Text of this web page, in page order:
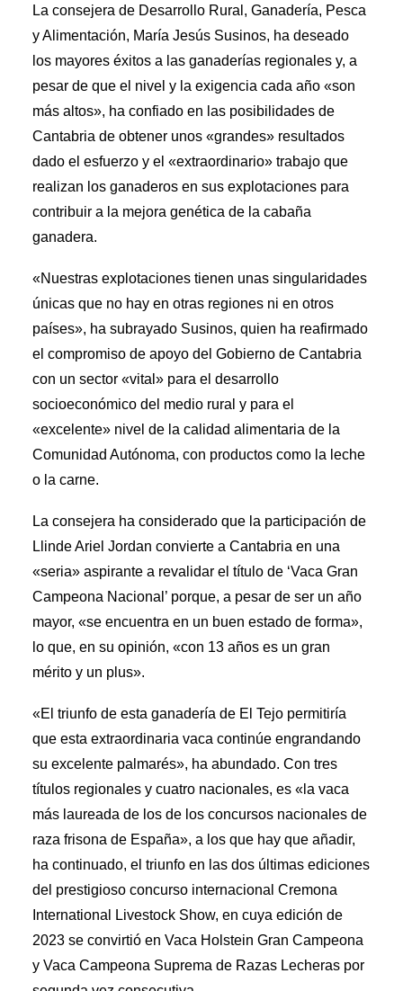
La consejera de Desarrollo Rural, Ganadería, Pesca
y Alimentación, María Jesús Susinos, ha deseado
los mayores éxitos a las ganaderías regionales y, a
pesar de que el nivel y la exigencia cada año «son
más altos», ha confiado en las posibilidades de
Cantabria de obtener unos «grandes» resultados
dado el esfuerzo y el «extraordinario» trabajo que
realizan los ganaderos en sus explotaciones para
contribuir a la mejora genética de la cabaña
ganadera.
«Nuestras explotaciones tienen unas singularidades
únicas que no hay en otras regiones ni en otros
países», ha subrayado Susinos, quien ha reafirmado
el compromiso de apoyo del Gobierno de Cantabria
con un sector «vital» para el desarrollo
socioeconómico del medio rural y para el
«excelente» nivel de la calidad alimentaria de la
Comunidad Autónoma, con productos como la leche
o la carne.
La consejera ha considerado que la participación de
Llinde Ariel Jordan convierte a Cantabria en una
«seria» aspirante a revalidar el título de ‘Vaca Gran
Campeona Nacional’ porque, a pesar de ser un año
mayor, «se encuentra en un buen estado de forma»,
lo que, en su opinión, «con 13 años es un gran
mérito y un plus».
«El triunfo de esta ganadería de El Tejo permitiría
que esta extraordinaria vaca continúe engrandando
su excelente palmarés», ha abundado. Con tres
títulos regionales y cuatro nacionales, es «la vaca
más laureada de los de los concursos nacionales de
raza frisona de España», a los que hay que añadir,
ha continuado, el triunfo en las dos últimas ediciones
del prestigioso concurso internacional Cremona
International Livestock Show, en cuya edición de
2023 se convirtió en Vaca Holstein Gran Campeona
y Vaca Campeona Suprema de Razas Lecheras por